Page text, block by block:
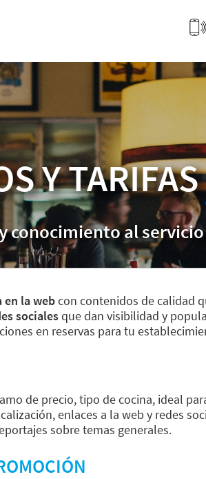
Y TARIFAS
conocimiento al
en la webcon contenidos de calidad
socialesque dan visibilidad y
en reservas para tu
de precio, tipo de cocina, ideal
enlaces a la web y redes
sobre temas generales.